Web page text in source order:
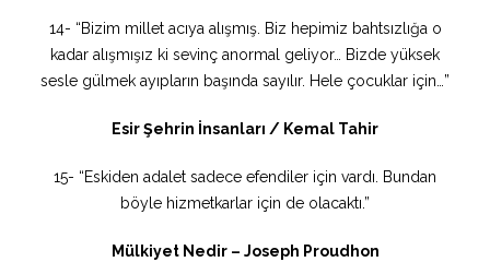
14- “Bizim millet acıya alışmış. Biz hepimiz bahtsızlığa o
kadar alışmışız ki sevinç anormal geliyor… Bizde yüksek
sesle gülmek ayıpların başında sayılır. Hele çocuklar için…”
Esir Şehrin İnsanları / Kemal Tahir
15- “Eskiden adalet sadece efendiler için vardı. Bundan
böyle hizmetkarlar için de olacaktı.”
Mülkiyet Nedir – Joseph Proudhon